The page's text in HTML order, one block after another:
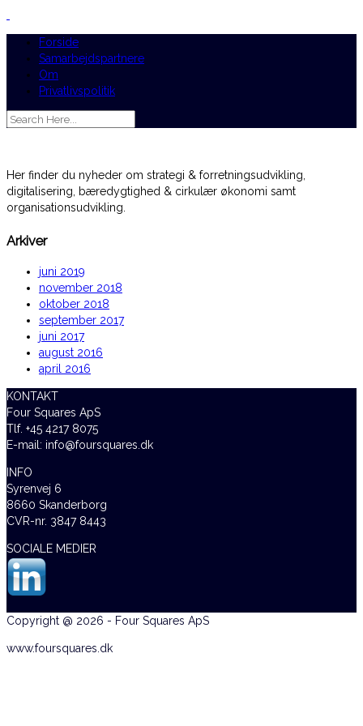
Forside
Samarbejdspartnere
Om
Privatlivspolitik
Her finder du nyheder om strategi & forretningsudvikling,
digitalisering, bæredygtighed & cirkulær økonomi samt
organisationsudvikling.
Arkiver
juni 2019
november 2018
oktober 2018
september 2017
juni 2017
august 2016
april 2016
KONTAKT
Four Squares ApS
Tlf. +45 4217 8075
E-mail: info@foursquares.dk
INFO
Syrenvej 6
8660 Skanderborg
CVR-nr. 3847 8443
SOCIALE MEDIER
Copyright @ 2026 - Four Squares ApS
www.foursquares.dk